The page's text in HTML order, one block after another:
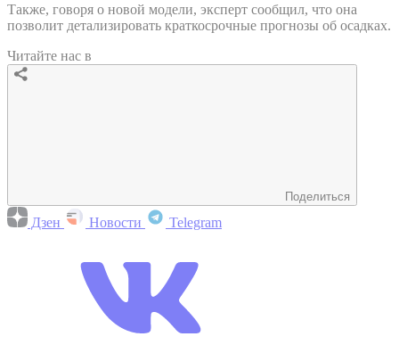
Также, говоря о новой модели, эксперт сообщил, что она
позволит детализировать краткосрочные прогнозы об осадках.
Читайте нас в
Поделиться
Дзен Новости Telegram